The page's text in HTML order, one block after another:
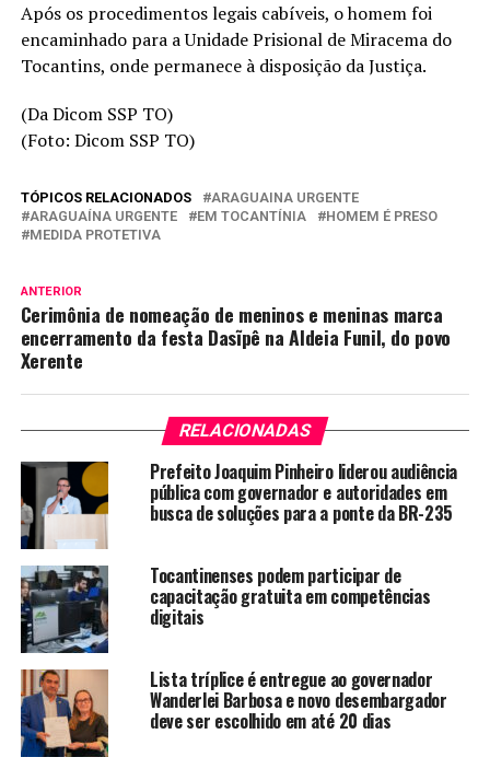
Após os procedimentos legais cabíveis, o homem foi
encaminhado para a Unidade Prisional de Miracema do
Tocantins, onde permanece à disposição da Justiça.
(Da Dicom SSP TO)
(Foto: Dicom SSP TO)
TÓPICOS RELACIONADOS
ARAGUAINA URGENTE
ARAGUAÍNA URGENTE
EM TOCANTÍNIA
HOMEM É PRESO
MEDIDA PROTETIVA
ANTERIOR
Cerimônia de nomeação de meninos e meninas marca
encerramento da festa Dasĩpê na Aldeia Funil, do povo
Xerente
RELACIONADAS
Prefeito Joaquim Pinheiro liderou audiência
pública com governador e autoridades em
busca de soluções para a ponte da BR-235
Tocantinenses podem participar de
capacitação gratuita em competências
digitais
Lista tríplice é entregue ao governador
Wanderlei Barbosa e novo desembargador
deve ser escolhido em até 20 dias